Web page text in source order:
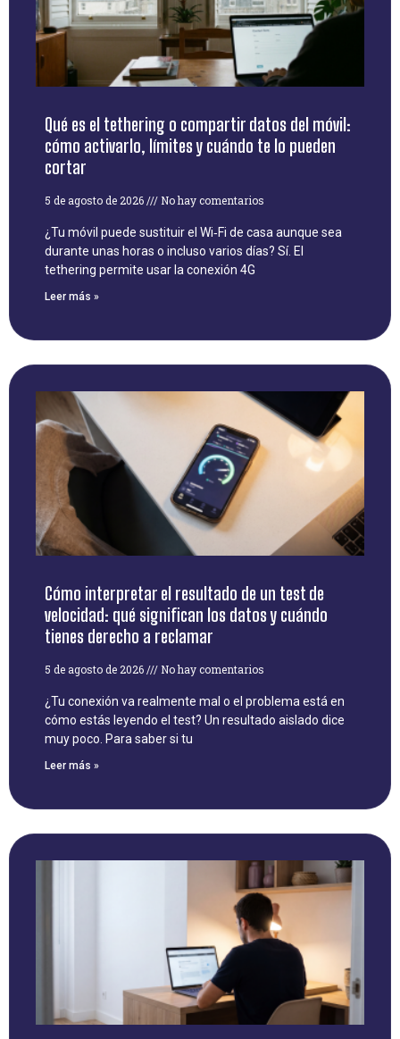
Qué es el tethering o compartir datos del móvil:
cómo activarlo, límites y cuándo te lo pueden
cortar
5 de agosto de 2026 No hay comentarios
¿Tu móvil puede sustituir el Wi‑Fi de casa aunque sea
durante unas horas o incluso varios días? Sí. El
tethering permite usar la conexión 4G
Leer más »
Cómo interpretar el resultado de un test de
velocidad: qué significan los datos y cuándo
tienes derecho a reclamar
5 de agosto de 2026 No hay comentarios
¿Tu conexión va realmente mal o el problema está en
cómo estás leyendo el test? Un resultado aislado dice
muy poco. Para saber si tu
Leer más »